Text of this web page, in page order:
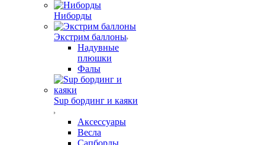
Ниборды
Экстрим баллоны
Надувные
плюшки
Фалы
Sup бординг и каяки
Аксессуары
Весла
Сапборды